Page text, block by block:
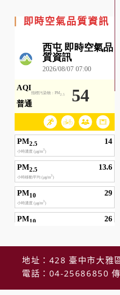
即時空氣品質資訊
地址：428 臺中市大雅
電話：04-25686850